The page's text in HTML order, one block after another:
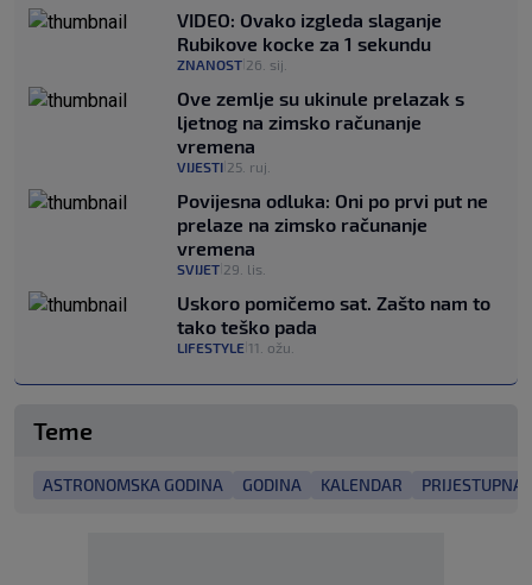
VIDEO: Ovako izgleda slaganje
Rubikove kocke za 1 sekundu
ZNANOST 26. sij.
Ove zemlje su ukinule prelazak s
ljetnog na zimsko računanje
vremena
VIJESTI 25. ruj.
Povijesna odluka: Oni po prvi put ne
prelaze na zimsko računanje
vremena
SVIJET 29. lis.
Uskoro pomičemo sat. Zašto nam to
tako teško pada
LIFESTYLE 11. ožu.
Teme
ASTRONOMSKA GODINA GODINA KALENDAR PRIJESTUPNA